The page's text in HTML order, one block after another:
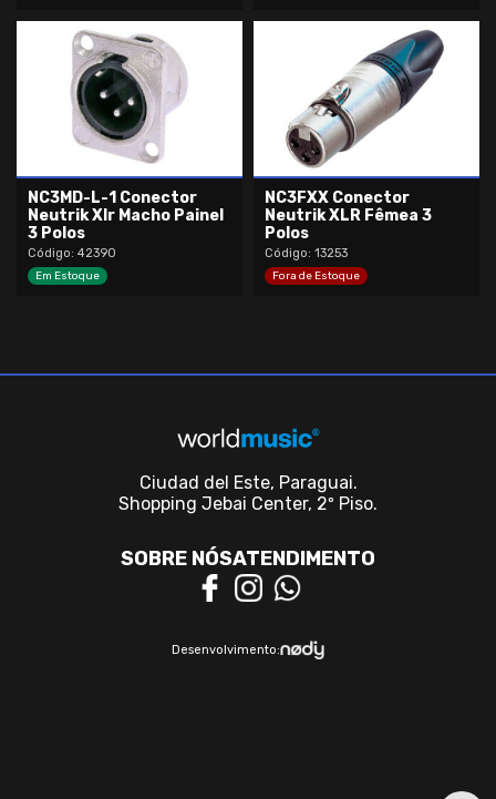
NC3MD-L-1 Conector
Neutrik Xlr Macho Painel
3 Polos
Código: 42390
Em Estoque
NC3FXX Conector
Neutrik XLR Fêmea 3
Polos
Código: 13253
Fora de Estoque
Ciudad del Este, Paraguai.
Shopping Jebai Center, 2º Piso.
SOBRE NÓSATENDIMENTO
Desenvolvimento: